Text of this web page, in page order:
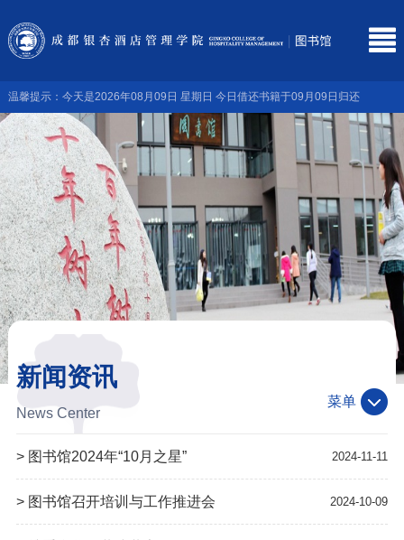
温馨提示：今天是2026年08月09日 星期日 今日借还书籍于09月09日归还
新闻资讯
News Center
菜单
> 图书馆2024年“10月之星” 2024-11-11
> 图书馆召开培训与工作推进会 2024-10-09